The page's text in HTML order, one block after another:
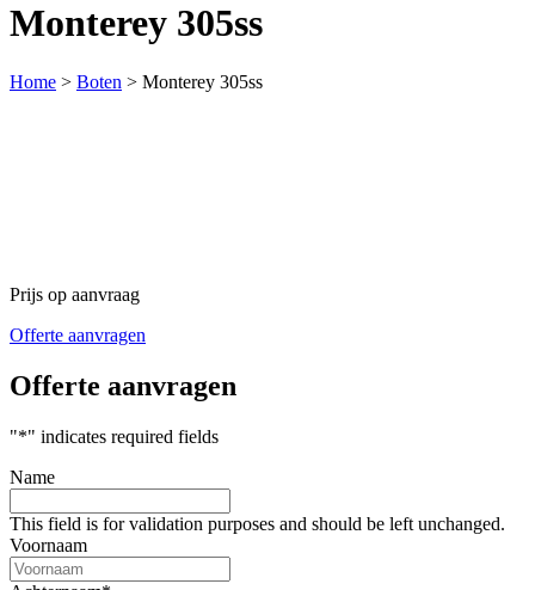
Monterey 305ss
Home > Boten > Monterey 305ss
Prijs op aanvraag
Offerte aanvragen
Offerte aanvragen
"*" indicates required fields
Name
This field is for validation purposes and should be left unchanged.
Voornaam